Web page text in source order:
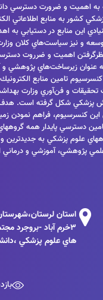
به اهميت و ضرورت دسترسي
كشور به منابع اطلاعاتي
اين منابع در دستيابي به
و نيز سياست‌هاي كلان
اهميت و ضرروت
عنوان زيرساخت‌هاي پژوهشي
تامين منابع
تحقيقات و فن‌آوري وزارت
پزشكي شكل گرفته است.
كنسرسيوم، فراهم نمودن
دسترسي پايدار همه
علوم پزشكي به جديدترين و
پژوهشي، آموزشي و
استان
3خرم آباد -بروجرد
هاي علوم پزشكي